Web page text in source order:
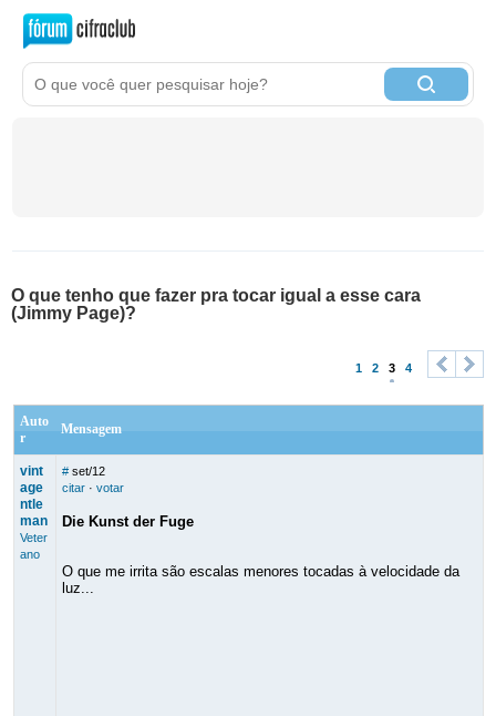
O que tenho que fazer pra tocar igual a esse cara
(Jimmy Page)?
1 2 3 4
>
Auto
r
Mensagem
vint
age
ntle
man
Veter
ano
# set/12
citar· votar
Die Kunst der Fuge
O que me irrita são escalas menores tocadas à velocidade da
luz...